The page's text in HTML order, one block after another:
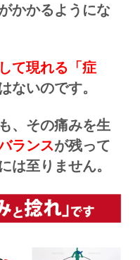
かかるようにな
て現れる「症
ないのです。
、その痛みを生
ランスが残って
は至りません。